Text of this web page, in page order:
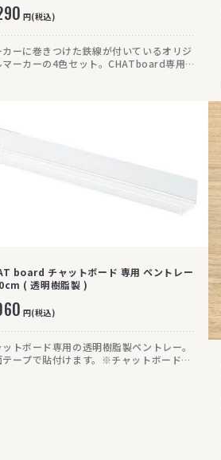
円(税込)
カーに巻きつけた鉄線が付いているオリジ
マーカーの4色セット。CHATboard専用マ
board チャットボード 専用 ペントレー
( 透明樹脂製 )
円(税込)
ットボード専用の透明樹脂製ペントレー。
テープで貼付けます。※チャットボードの
、トレーの樹脂の厚み分だけボードの下